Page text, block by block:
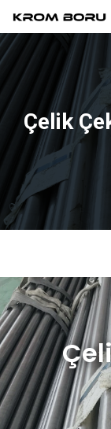
İçeriğe
geç
Çelik